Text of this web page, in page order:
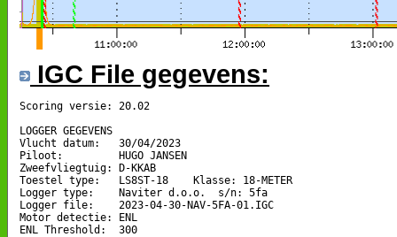
IGC File gegevens:
Scoring versie: 20.02
LOGGER GEGEVENS
Vlucht datum:   30/04/2023
Piloot:         HUGO JANSEN
Zweefvliegtuig: D-KKAB
Toestel type:   LS8ST-18    Klasse: 18-METER
Logger type:    Naviter d.o.o.  s/n: 5fa
Logger file:    2023-04-30-NAV-5FA-01.IGC
Motor detectie: ENL
ENL Threshold:  300